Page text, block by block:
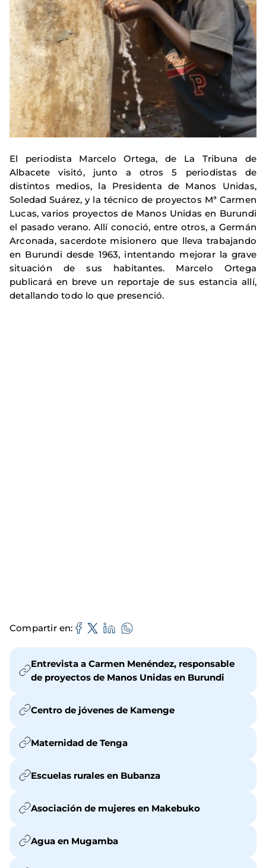
El periodista Marcelo Ortega, de La Tribuna de
Albacete visitó, junto a otros 5 periodistas de
distintos medios, la Presidenta de Manos Unidas,
Soledad Suárez, y la técnico de proyectos Mª Carmen
Lucas, varios proyectos de Manos Unidas en Burundi
el pasado verano. Allí conoció, entre otros, a Germán
Arconada, sacerdote misionero que lleva trabajando
en Burundi desde 1963, intentando mejorar la grave
situación de sus habitantes. Marcelo Ortega
publicará en breve un reportaje de sus estancia allí,
detallando todo lo que presenció.
Compartir en
Entrevista a Carmen Menéndez, responsable
de proyectos de Manos Unidas en Burundi
Centro de jóvenes de Kamenge
Maternidad de Tenga
Escuelas rurales en Bubanza
Asociación de mujeres en Makebuko
Agua en Mugamba